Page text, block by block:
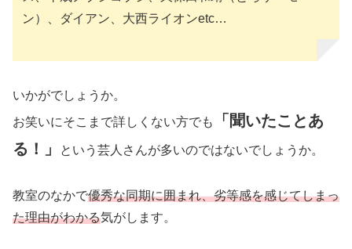
ン）、ダイアン、大西ライオンetc…
いかがでしょうか。
お笑いにそこまで詳しくない方でも
「聞いたことあ
る！」
という芸人さんが多いのではないでしょうか。
教室のなかで優秀な同期に囲まれ、劣等感を感じてしまっ
た理由がわかる気がします。